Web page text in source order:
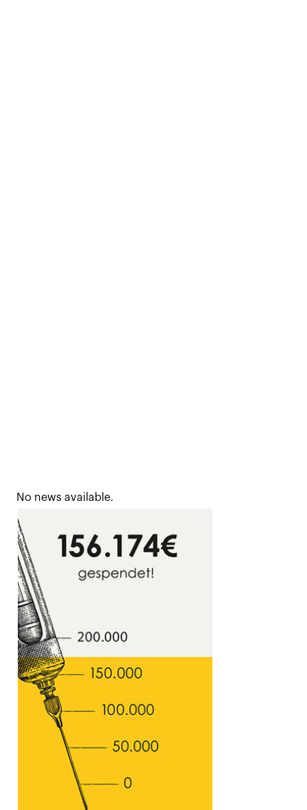
No news available.